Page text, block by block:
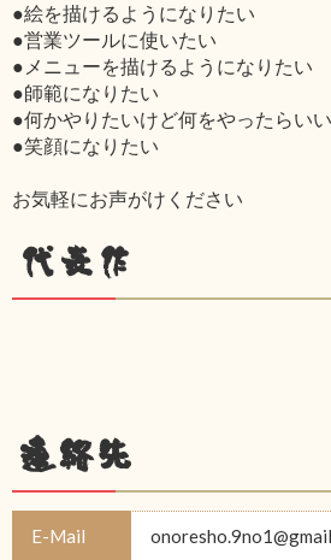
●絵を描けるようになりたい
●営業ツールに使いたい
●メニューを描けるようになりたい
●師範になりたい
●何かやりたいけど何をやったらい
●笑顔になりたい
お気軽にお声がけください
代表作
連絡先
E-Mail